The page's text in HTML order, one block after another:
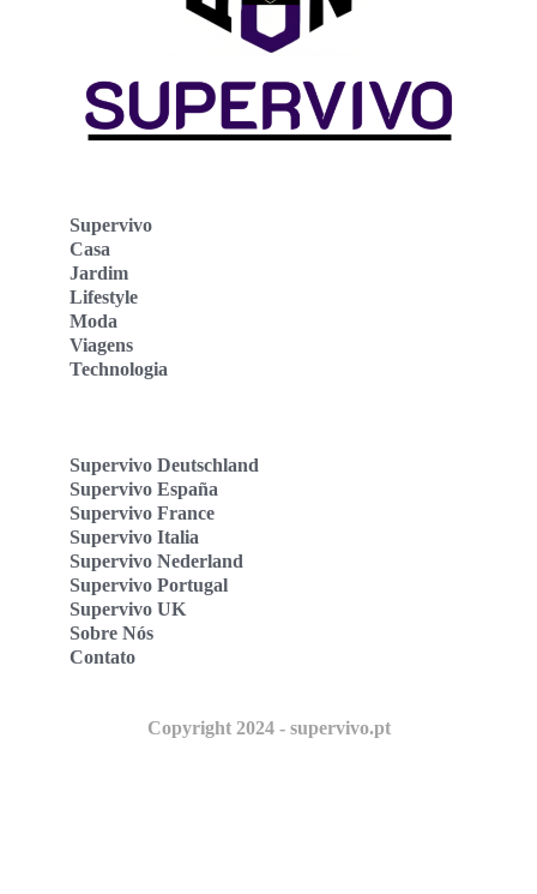
Supervivo
Casa
Jardim
Lifestyle
Moda
Viagens
Technologia
Supervivo Deutschland
Supervivo España
Supervivo France
Supervivo Italia
Supervivo Nederland
Supervivo Portugal
Supervivo UK
Sobre Nós
Contato
Copyright 2024 - supervivo.pt